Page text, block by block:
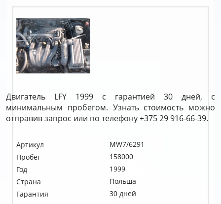
Двигатель LFY 1999 с гарантией 30 дней, с
минимальным пробегом. Узнать стоимость можно
отправив запрос или по телефону +375 29 916-66-39.
Артикул
MW7/6291
Пробег
158000
Год
1999
Страна
Польша
Гарантия
30 дней